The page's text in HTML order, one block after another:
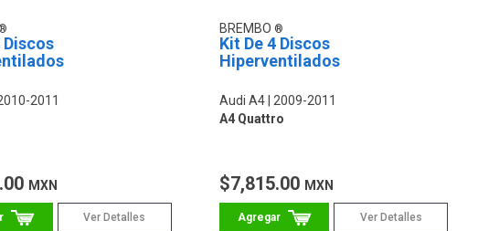
Discos
2011
MXN
Ver Detalles
BREMBO
Kit De 4 Discos
Hiperventilados
Audi A4
2009-2011
A4 Quattro
$7,815.00 MXN
Ver Detalles